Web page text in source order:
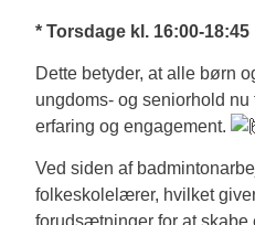
* Torsdage kl. 16:00-18:45
Dette betyder, at alle børn
ungdoms- og seniorhold
erfaring og engagement.
Ved siden af
folkeskolelærer, hvilket